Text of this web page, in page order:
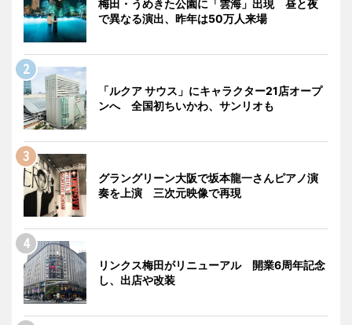
梅田・うめきた公園に「雲海」出現 昼と夜
で異なる演出、昨年は50万人来場
「ルクア サウス」にキャラクター21店オープ
ンへ 全国初ちいかわ、サンリオも
グラングリーン大阪で坂本龍一さんピアノ演
奏を上演 三次元映像で再現
リンクス梅田がリニューアル 開業6周年記念
し、出店や改装